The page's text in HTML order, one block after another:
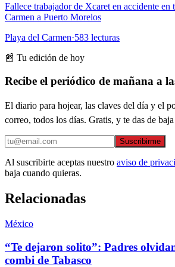
Fallece trabajador de Xcaret en accidente en
Carmen a Puerto Morelos
Playa del Carmen·583 lecturas
📰 Tu edición de hoy
Recibe el periódico de mañana a
El diario para hojear, las claves del día y el
correo, todos los días. Gratis, y te das de
Suscribirme
Al suscribirte aceptas nuestro aviso de
baja cuando quieras.
Relacionadas
México
“Te dejaron solito”: Padres
combi de Tabasco